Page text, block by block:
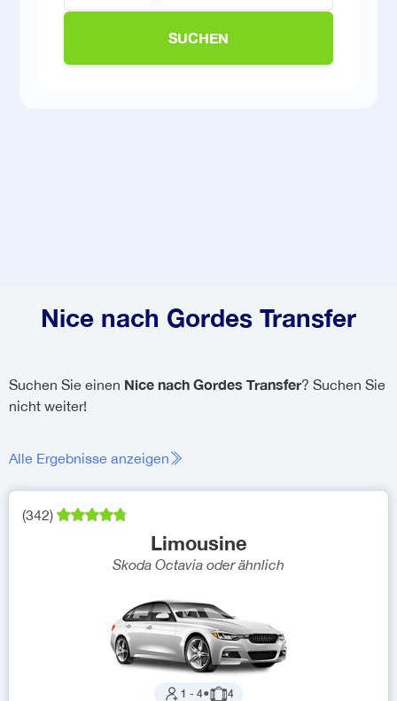
SUCHEN
Nice nach Gordes Transfer
Suchen Sie einen Nice nach Gordes Transfer? Suchen Sie
nicht weiter!
Alle Ergebnisse anzeigen
(342)
Limousine
Skoda Octavia oder ähnlich
1 - 4● 4